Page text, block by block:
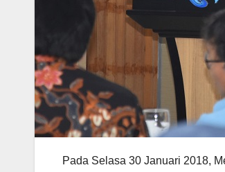
Pada Selasa 30 Januari 2018,